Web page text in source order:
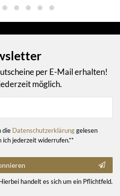
per E-Mail erhalten!
möglich.
die Daten­schutz­erklärunggelesen
ich jederzeit widerrufen.**
handelt es sich um ein Pflichtfeld.